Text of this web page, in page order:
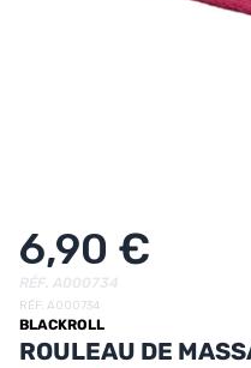
MES FAVORIS
LE BLOG DES TONTONS
6,90 €
RÉF. A000734
RÉF. A000734
BLACKROLL
ROULEAU DE